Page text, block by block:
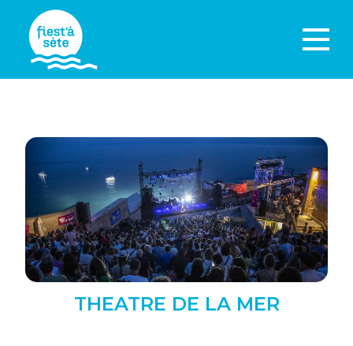
THEATRE DE LA MER